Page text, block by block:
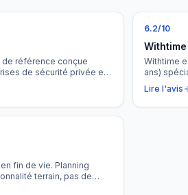
de référence conçue
de sécurité privée et
de la gestion RH à
l'intégralité de la chaîne de
un PTI natif, une main
IA inclus.
6.2/10
Withtime
Withtime
ans)
de
rapidité et
avec une
Lire l'avis
fin de vie. Planning
terrain, pas de